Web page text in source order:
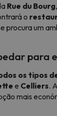
Rue du Bourg
o
procura um
para
os tipos
e Celliers.
mais